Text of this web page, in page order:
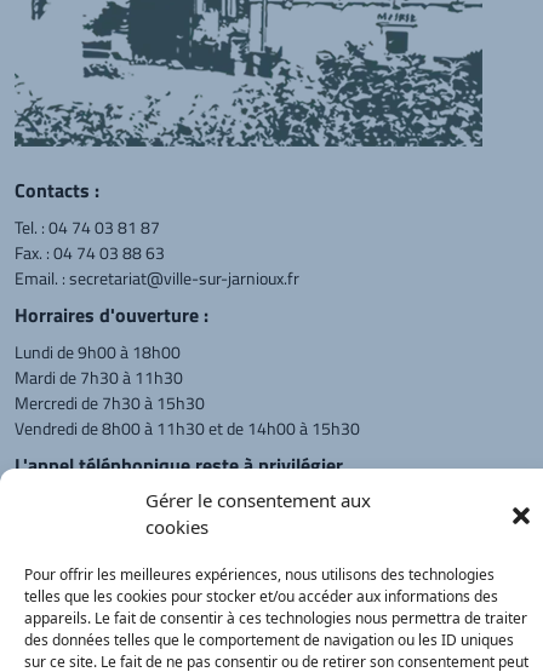
Gérer le consentement aux
cookies
Pour offrir les meilleures expériences, nous utilisons des technologies
telles que les cookies pour stocker et/ou accéder aux informations des
appareils. Le fait de consentir à ces technologies nous permettra de traiter
des données telles que le comportement de navigation ou les ID uniques
sur ce site. Le fait de ne pas consentir ou de retirer son consentement peut
Contacts :
Tel. :04 74 03 81 87
Fax. : 04 74 03 88 63
Email. :secretariat@ville-sur-jarnioux.fr
Horraires d'ouverture :
Lundi de 9h00 à 18h00
Mardi de 7h30 à 11h30
Mercredi de 7h30 à 15h30
Vendredi de 8h00 à 11h30 et de 14h00 à 15h30
L'appel téléphonique reste à privilégier
Monsieur le Maire et les adjoints
reçoivent sur rendez-vous.
Retour à l'accueil Actualités PanneauPocket Recherche